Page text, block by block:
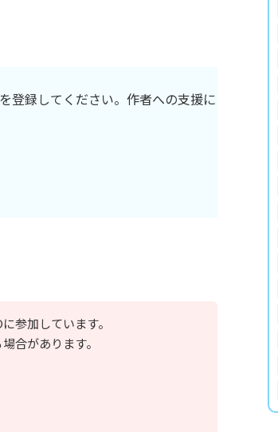
登録してください。作者への支援に
参加しています。
合があります。